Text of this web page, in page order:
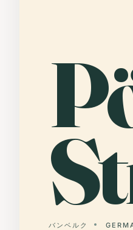
バンベルク